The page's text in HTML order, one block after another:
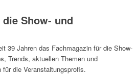
Show- und
39 Jahren das Fachmagazin für die Show-
Trends, aktuellen Themen und
die Veranstaltungsprofis.